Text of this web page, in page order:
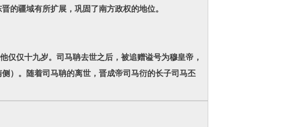
的疆域有所扩展，巩固了南方政权的地位。
仅十九岁。司马聃去世之后，被追赠谥号为穆皇帝，
）。随着司马聃的离世，晋成帝司马衍的长子司马丕